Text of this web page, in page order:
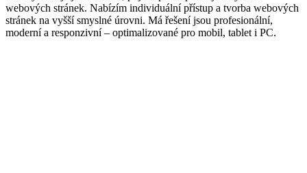
webových stránek. Nabízím individuální přístup a tvorba webových
stránek na vyšší smyslné úrovni. Má řešení jsou profesionální,
moderní a responzivní – optimalizované pro mobil, tablet i PC.